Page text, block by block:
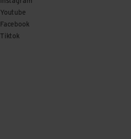
Youtube
Facebook
Tiktok